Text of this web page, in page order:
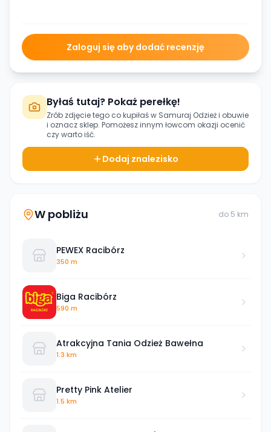
Zaloguj się aby dodać recenzję
Byłaś tutaj? Pokaż perełkę!
Zrób zdjęcie tego co kupiłaś w Samuraj Odzież i obuwie
i oznacz sklep. Pomożesz innym łowcom okazji ocenić
czy warto iść.
Dodaj znalezisko
W pobliżu do 5 km
PEWEX Racibórz
350 m
Biga Racibórz
590 m
Atrakcyjna Tania Odzież Bawełna
1.3 km
Pretty Pink Atelier
1.5 km